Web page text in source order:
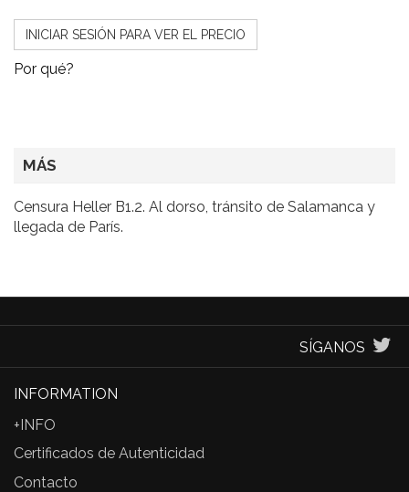
INICIAR SESIÓN PARA VER EL PRECIO
Por qué?
MÁS
Censura Heller B1.2. Al dorso, tránsito de Salamanca y
llegada de París.
SÍGANOS
INFORMATION
+INFO
Certificados de Autenticidad
Contacto